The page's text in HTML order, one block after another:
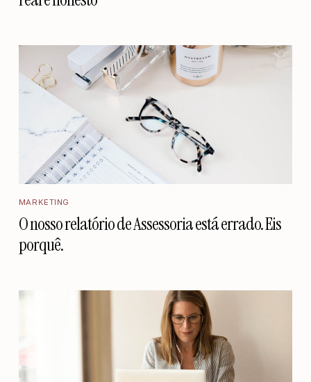
MARKETING
O nosso relatório de Assessoria está errado. Eis
porquê.